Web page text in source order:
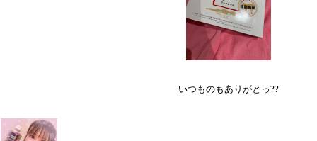
いつものもありがとっ??